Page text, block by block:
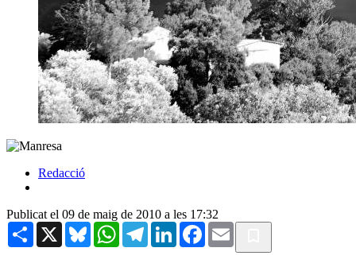
Redacció
Publicat el 09 de maig de 2010 a les 17:32
Share X BlueskyWhatsAppTelegramLinkedInFacebook
Email